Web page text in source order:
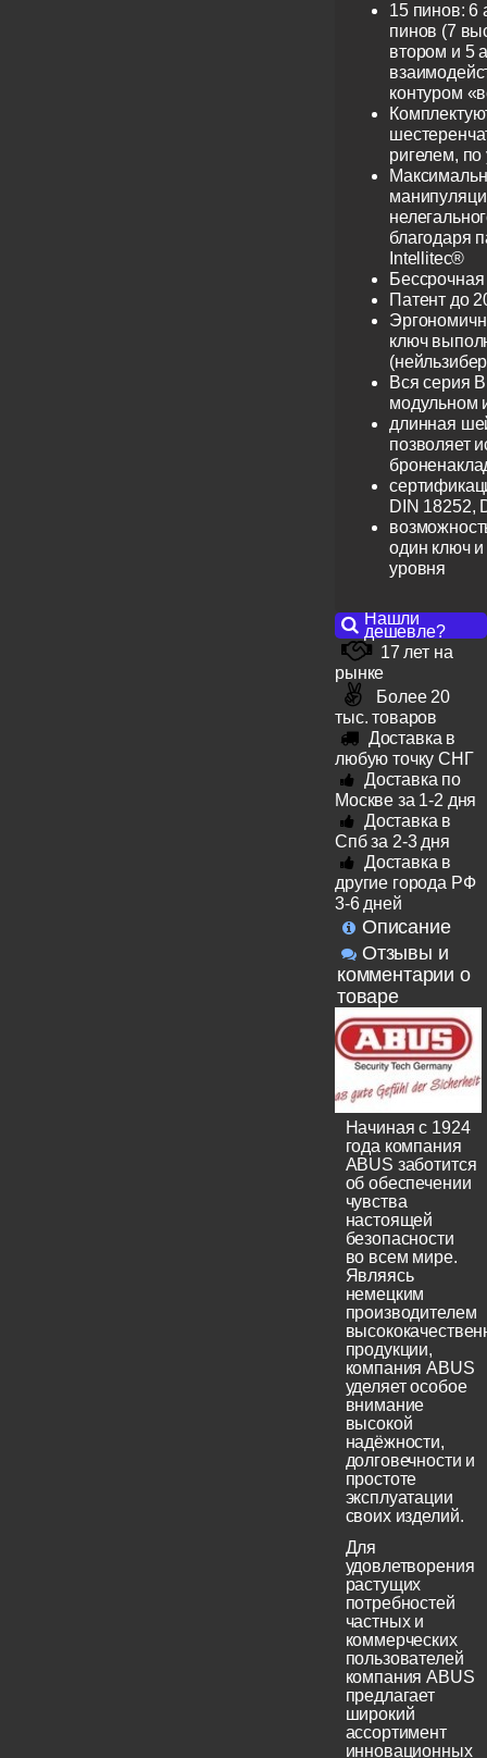
15 пинов: 6
пинов (7
втором и 5
контуром
ригелем,
благодаря
Intellitec®
Патент до
ключ
Вся серия
модульном
длинная
позволяет
DIN 18252,
один ключ и
уровня
Нашли
дешевле?
17 лет на
рынке
Более 20
тыс. товаров
Доставка в
любую точку СНГ
Доставка по
Москве за 1-2 дня
Доставка в
Спб за 2-3 дня
Доставка в
другие города РФ
3-6 дней
Описание
Отзывы и
комментарии о
товаре
Начиная с 1924
года компания
ABUS заботится
об обеспечении
чувства
настоящей
безопасности
во всем мире.
Являясь
немецким
производителем
продукции,
компания ABUS
уделяет особое
внимание
высокой
надёжности,
долговечности и
простоте
эксплуатации
своих изделий.
Для
удовлетворения
растущих
потребностей
частных и
коммерческих
пользователей
компания ABUS
предлагает
широкий
ассортимент
инновационных